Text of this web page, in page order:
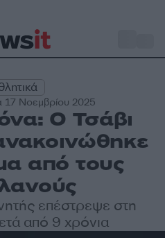
17 Νοεμβρίου 2025
Ο Τσάβι
από τους
επέστρεψε στη
από 9 χρόνια